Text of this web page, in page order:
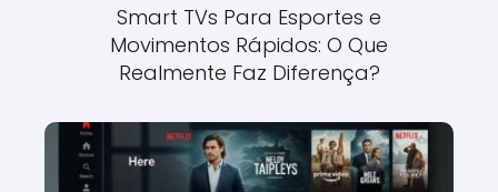
Smart TVs Para Esportes e
Movimentos Rápidos: O Que
Realmente Faz Diferença?